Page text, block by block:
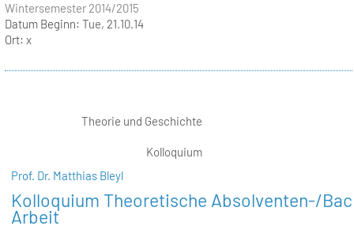
Wintersemester 2014/2015
Datum Beginn: Tue, 21.10.14
Ort: x
Theorie und Geschichte
Kolloquium
Prof. Dr. Matthias Bleyl
Kolloquium Theoretische Absolventen-/
Arbeit